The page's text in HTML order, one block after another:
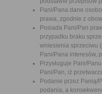
Pani/Pana dane
prawa, zgodnie z
Posiada Pani/Pan
przypadku braku
wniesienia sprzeciwu
Pani/Pana interesów,
Przysługuje Pani/
Pani/Pan, iż
Podanie przez Panią/
podania, a